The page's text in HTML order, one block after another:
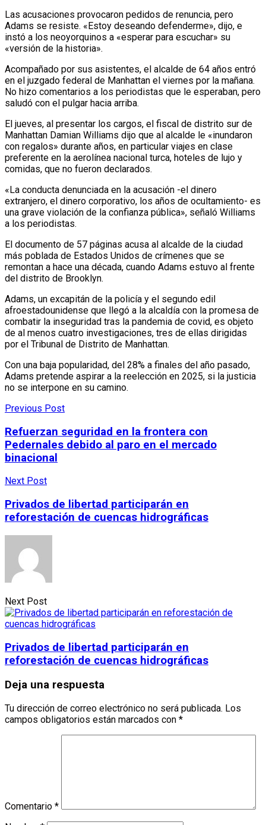
Las acusaciones provocaron pedidos de renuncia, pero
Adams se resiste. «Estoy deseando defenderme», dijo, e
instó a los neoyorquinos a «esperar para escuchar» su
«versión de la historia».
Acompañado por sus asistentes, el alcalde de 64 años entró
en el juzgado federal de Manhattan el viernes por la mañana.
No hizo comentarios a los periodistas que le esperaban, pero
saludó con el pulgar hacia arriba.
El jueves, al presentar los cargos, el fiscal de distrito sur de
Manhattan Damian Williams dijo que al alcalde le «inundaron
con regalos» durante años, en particular viajes en clase
preferente en la aerolínea nacional turca, hoteles de lujo y
comidas, que no fueron declarados.
«La conducta denunciada en la acusación -el dinero
extranjero, el dinero corporativo, los años de ocultamiento- es
una grave violación de la confianza pública», señaló Williams
a los periodistas.
El documento de 57 páginas acusa al alcalde de la ciudad
más poblada de Estados Unidos de crímenes que se
remontan a hace una década, cuando Adams estuvo al frente
del distrito de Brooklyn.
Adams, un excapitán de la policía y el segundo edil
afroestadounidense que llegó a la alcaldía con la promesa de
combatir la inseguridad tras la pandemia de covid, es objeto
de al menos cuatro investigaciones, tres de ellas dirigidas
por el Tribunal de Distrito de Manhattan.
Con una baja popularidad, del 28% a finales del año pasado,
Adams pretende aspirar a la reelección en 2025, si la justicia
no se interpone en su camino.
Previous Post
Refuerzan seguridad en la frontera con
Pedernales debido al paro en el mercado
binacional
Next Post
Privados de libertad participarán en
reforestación de cuencas hidrográficas
Next Post
Privados de libertad participarán en
reforestación de cuencas hidrográficas
Deja una respuesta
Tu dirección de correo electrónico no será publicada. Los
campos obligatorios están marcados con *
Comentario *